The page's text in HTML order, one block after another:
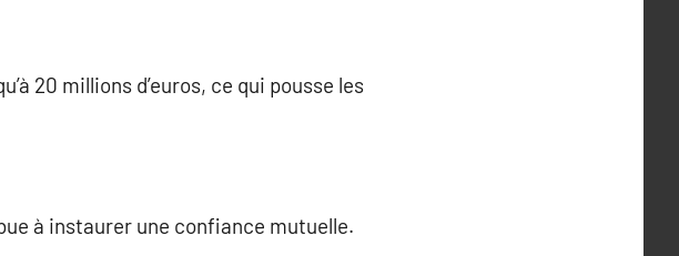
20 millions d’euros, ce qui pousse les
à instaurer une confiance mutuelle.